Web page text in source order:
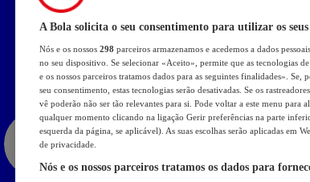
A Bola solicita o seu consentimento para utilizar os seus
Nós e os nossos 298 parceiros armazenamos e acedemos a dados
no seu dispositivo. Se selecionar «Aceito», permite que as tecnologias
e os nossos parceiros tratamos dados para as seguintes finalidades».
seu consentimento, estas tecnologias serão desativadas. Se os
vê poderão não ser tão relevantes para si. Pode voltar a este menu para
qualquer momento clicando na ligação Gerir preferências na parte
esquerda da página, se aplicável). As suas escolhas serão aplicadas em
de privacidade.
Nós e os nossos parceiros tratamos os dados para